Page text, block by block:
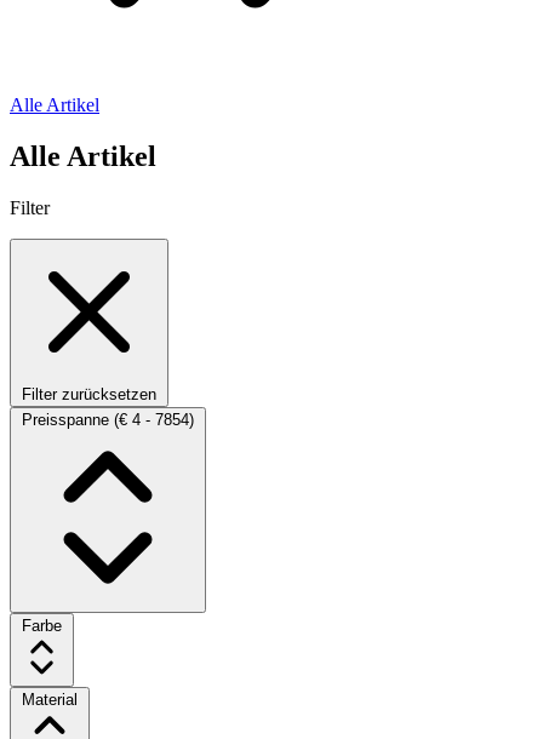
Alle Artikel
Alle Artikel
Filter
Filter zurücksetzen
Preisspanne (€ 4 - 7854)
Farbe
Material